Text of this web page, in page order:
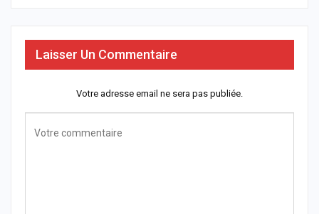
Laisser Un Commentaire
Votre adresse email ne sera pas publiée.